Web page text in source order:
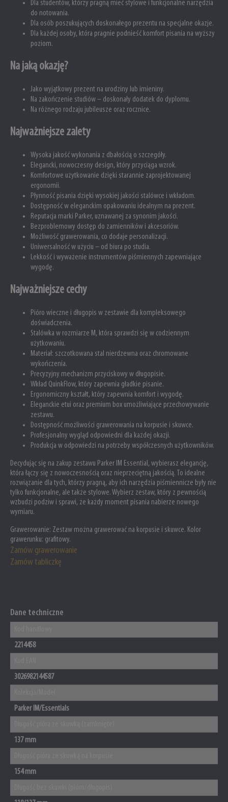
Dla studentów, którzy pragną mieć stylowe i funkcjonalne narzędzia
do notowania.
Dla osób poszukujących doskonałego prezentu na specjalne okazje.
Dla każdej osoby, która pragnie podnieść komfort pisania na wyższy
poziom.
Na jaką okazję?
Jako wyjątkowy prezent na urodziny lub imieniny.
Na zakończenie studiów – doskonały dodatek do dyplomu.
Na różnego rodzaju jubileusze oraz rocznice.
Najważniejsze zalety
Wysoka jakość wykonania z dbałością o szczegóły.
Elegancki, nowoczesny design, który przyciąga wzrok.
Komfortowe użytkowanie dzięki starannie zaprojektowanej
ergonomii.
Płynność pisania dzięki wysokiej jakości stalówce i wkładom.
Dostępność w eleganckim opakowaniu idealnym na prezent.
Reputacja marki Parker, uznawanej za synonim jakości.
Bezproblemowy dostęp do zamienników i akcesoriów.
Możliwość grawerowania, co dodaje personalizacji.
Uniwersalność w użyciu – od biura po studia.
Lekkość i wyważenie instrumentów piśmiennych zapewniające
wygodę.
Najważniejsze cechy
Pióro wieczne i długopis w zestawie dla kompleksowego
doświadczenia.
Stalówka w rozmiarze M, która sprawdzi się w codziennym
użytkowaniu.
Materiał: szczotkowana stal nierdzewna oraz chromowane
wykończenia.
Precyzyjny mechanizm przyciskowy w długopisie.
Wkład QuinkFlow, który zapewnia gładkie pisanie.
Ergonomiczny kształt, który zapewnia komfort i wygodę.
Eleganckie etui oraz premium box umożliwiające przechowywanie
zestawu.
Dostępność możliwości grawerowania na korpusie i skuwce.
Profesjonalny wygląd odpowiedni dla każdej okazji.
Produkcja w odpowiedzi na potrzeby współczesnych użytkowników.
Decydując się na zakup zestawu Parker IM Essential, wybierasz elegancję,
która łączy się z nowoczesnością oraz nieprzeciętną jakością. To idealne
rozwiązanie dla tych, którzy pragną, aby ich narzędzia piśmiennicze były nie
tylko funkcjonalne, ale także stylowe. Wybierz zestaw, który z pewnością
wzbudzi podziw i sprawi, że każdy moment pisania nabierze nowego
wymiaru.
Grawerowanie: Zestaw można grawerować na korpusie i skuwce. Kolor
grawerunku: grafitowy.
Zamów grawerowanie
Zamów tabliczkę
Dane techniczne
2214458
3026982144587
Parker IM/Essentials
137 mm
154 mm